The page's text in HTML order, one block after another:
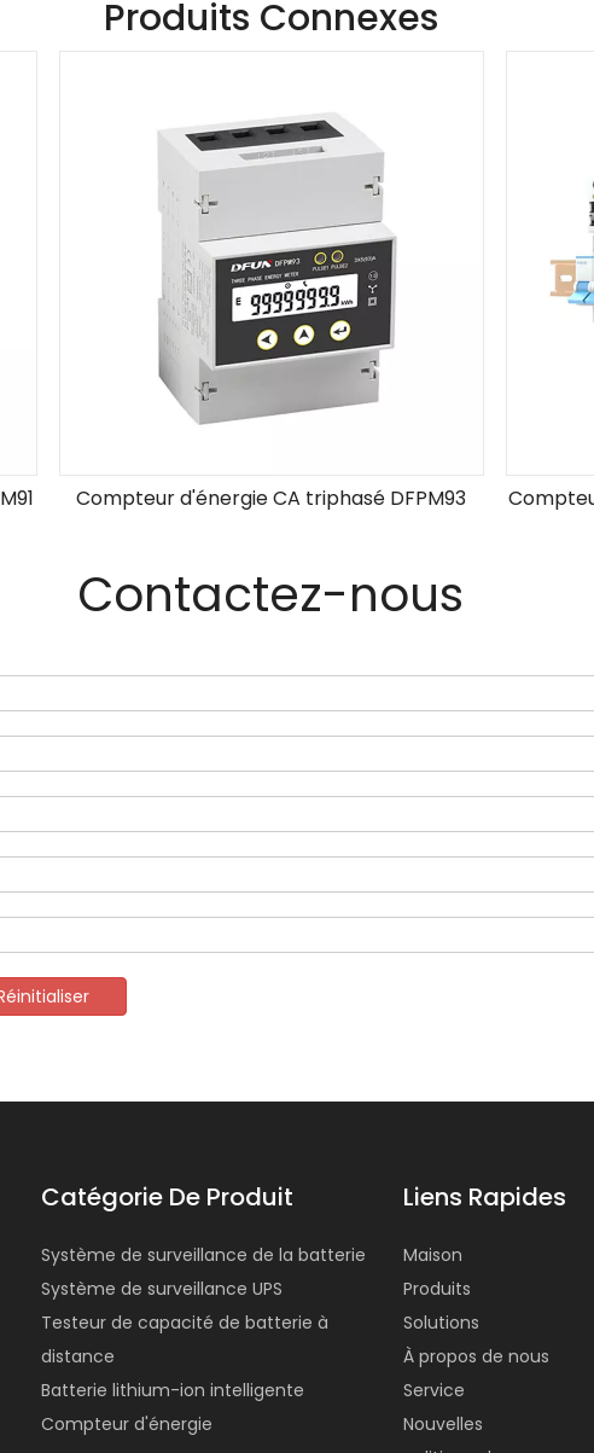
Produits Connexes
Compteur d'énergie CA triphasé DFPM93
Contactez-nous
Catégorie De Produit
Système de surveillance de la batterie
Système de surveillance UPS
Testeur de capacité de batterie à
distance
Batterie lithium-ion intelligente
Compteur d'énergie
Liens Rapides
Maison
Produits
Solutions
À propos de nous
Service
Nouvelles